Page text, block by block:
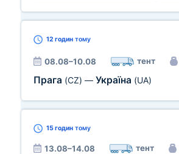
12 годин тому
08.08–10.08 тент
Прага (CZ) — Україна (UA)
15 годин тому
13.08–14.08 тент